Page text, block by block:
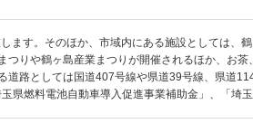
ます。そのほか、市域内にある施設としては、
りや鶴ヶ島産業まつりが開催されるほか、お
路としては国道407号線や県道39号線、県道
県燃料電池自動車導入促進事業補助金」、「埼